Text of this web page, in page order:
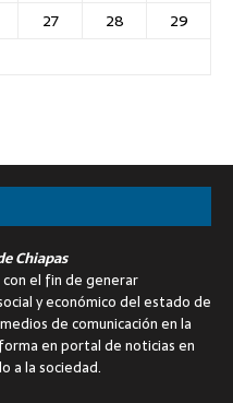
27 28
29
Chiapas
el fin de generar
y económico del estado de
de comunicación en la
en portal de noticias en
a la sociedad.